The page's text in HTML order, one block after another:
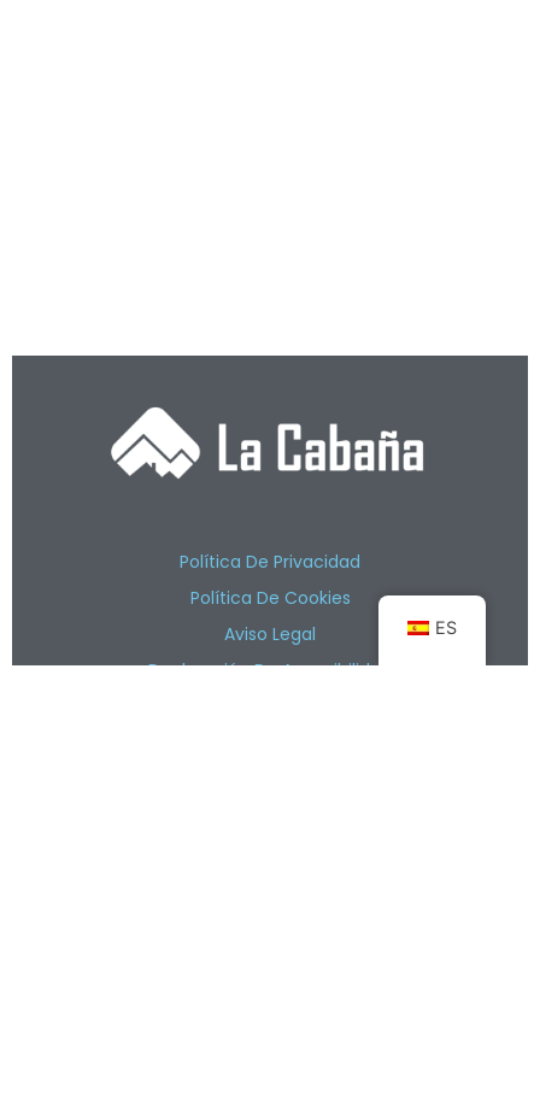
Política De Privacidad
Política De Cookies
Aviso Legal
Declaración De Accesibilidad
ES